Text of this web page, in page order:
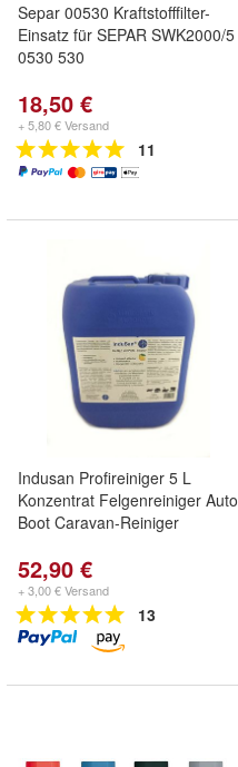
Separ 00530 Kraftstofffilter-
Einsatz für SEPAR SWK2000/5
0530 530
18,50 €
+ 5,80 € Versand
11
Indusan Profireiniger 5 L
Konzentrat Felgenreiniger Auto
Boot Caravan-Reiniger
52,90 €
+ 3,00 € Versand
13